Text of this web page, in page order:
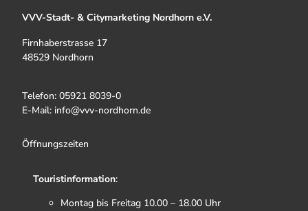
VVV-Stadt- & Citymarketing Nordhorn e.V.
Firnhaberstrasse 17
48529 Nordhorn
Telefon: 05921 8039-0
E-Mail: info@vvv-nordhorn.de
Öffnungszeiten
Touristinformation:
Montag bis Freitag 10.00 – 18.00 Uhr